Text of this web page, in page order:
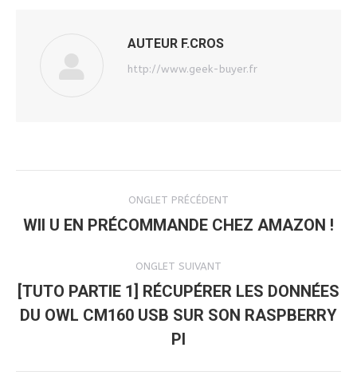
AUTEUR F.CROS
http://www.geek-buyer.fr
NAVIGATION
DE
COMMENTAIRE
ONGLET PRÉCÉDENT
Onglet
WII U EN PRÉCOMMANDE CHEZ AMAZON !
ONGLET SUIVANT
Onglet
suivant
[TUTO PARTIE 1] RÉCUPÉRER LES DONNÉES
DU OWL CM160 USB SUR SON RASPBERRY
PI